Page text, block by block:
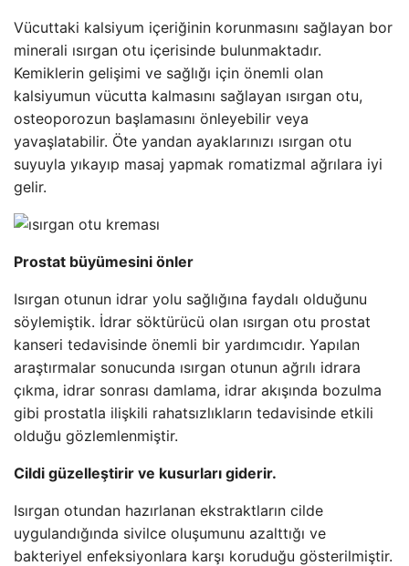
Vücuttaki kalsiyum içeriğinin korunmasını sağlayan bor
minerali ısırgan otu içerisinde bulunmaktadır.
Kemiklerin gelişimi ve sağlığı için önemli olan
kalsiyumun vücutta kalmasını sağlayan ısırgan otu,
osteoporozun başlamasını önleyebilir veya
yavaşlatabilir. Öte yandan ayaklarınızı ısırgan otu
suyuyla yıkayıp masaj yapmak romatizmal ağrılara iyi
gelir.
Prostat büyümesini önler
Isırgan otunun idrar yolu sağlığına faydalı olduğunu
söylemiştik. İdrar söktürücü olan ısırgan otu prostat
kanseri tedavisinde önemli bir yardımcıdır. Yapılan
araştırmalar sonucunda ısırgan otunun ağrılı idrara
çıkma, idrar sonrası damlama, idrar akışında bozulma
gibi prostatla ilişkili rahatsızlıkların tedavisinde etkili
olduğu gözlemlenmiştir.
Cildi güzelleştirir ve kusurları giderir.
Isırgan otundan hazırlanan ekstraktların cilde
uygulandığında sivilce oluşumunu azalttığı ve
bakteriyel enfeksiyonlara karşı koruduğu gösterilmiştir.